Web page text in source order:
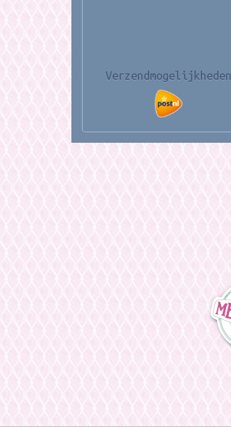
Verzendmogelijkheden